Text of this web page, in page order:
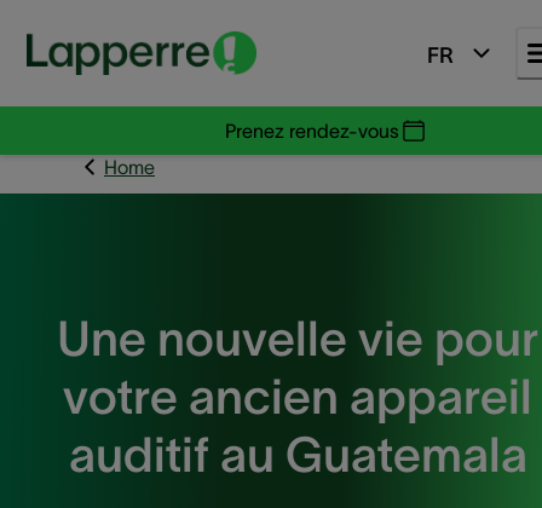
FR
Prenez rendez-vous
Home
Une nouvelle vie pour
votre ancien appareil
auditif au Guatemala